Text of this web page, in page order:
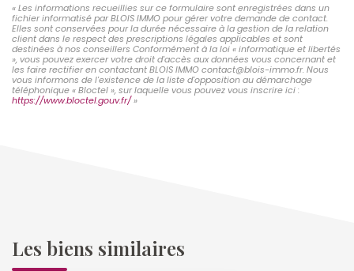
« Les informations recueillies sur ce formulaire sont enregistrées dans un
fichier informatisé par BLOIS IMMO pour gérer votre demande de contact.
Elles sont conservées pour la durée nécessaire à la gestion de la relation
client dans le respect des prescriptions légales applicables et sont
destinées à nos conseillers Conformément à la loi « informatique et libertés
», vous pouvez exercer votre droit d'accès aux données vous concernant et
les faire rectifier en contactant BLOIS IMMO contact@blois-immo.fr. Nous
vous informons de l'existence de la liste d'opposition au démarchage
téléphonique « Bloctel », sur laquelle vous pouvez vous inscrire ici :
https://www.bloctel.gouv.fr/»
Les biens similaires